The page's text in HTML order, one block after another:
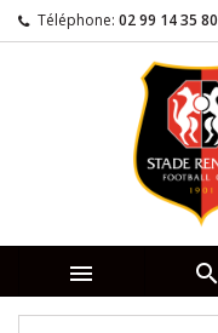
Téléphone: 02 99 14 35 80
 